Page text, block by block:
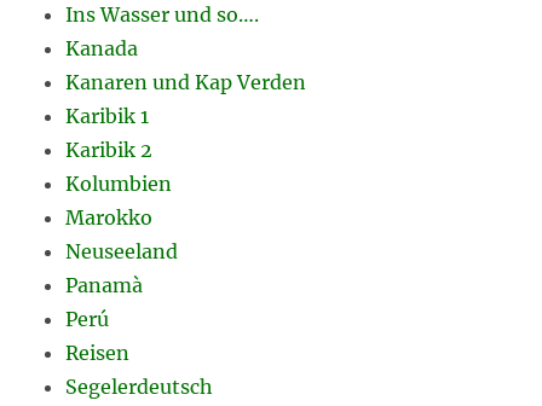
Ins Wasser und so….
Kanada
Kanaren und Kap Verden
Karibik 1
Karibik 2
Kolumbien
Marokko
Neuseeland
Panamà
Perú
Reisen
Segelerdeutsch